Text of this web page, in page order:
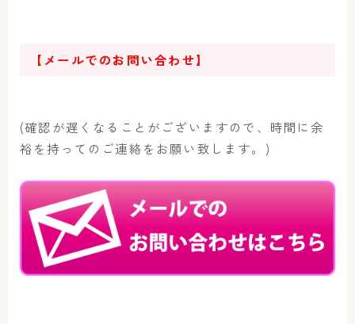
【メールでのお問い合わせ】
(確認が遅くなることがございますので、時間に余
裕を持ってのご連絡をお願い致します。)